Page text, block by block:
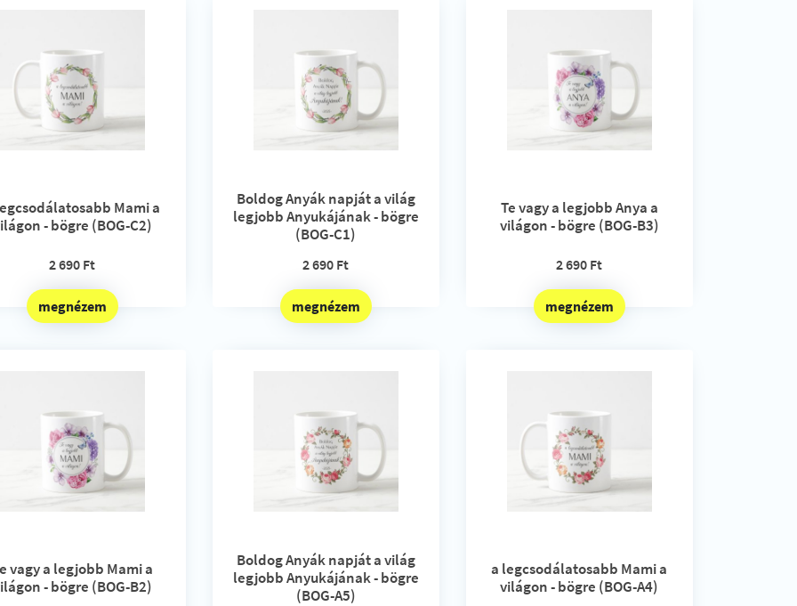
Mami a
- bögre (BOG-C2)
2 690 Ft
megnézem
Boldog Anyák napját a világ
legjobb Anyukájának - bögre
(BOG-C1)
2 690 Ft
megnézem
Te vagy a legjobb Anya a
világon - bögre (BOG-B3)
2 690 Ft
megnézem
vagy a legjobb Mami a
- bögre (BOG-B2)
Boldog Anyák napját a világ
legjobb Anyukájának - bögre
(BOG-A5)
a legcsodálatosabb Mami a
világon - bögre (BOG-A4)